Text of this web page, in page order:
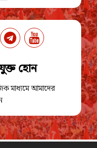
হোন
মাধ্যমে আমাদের